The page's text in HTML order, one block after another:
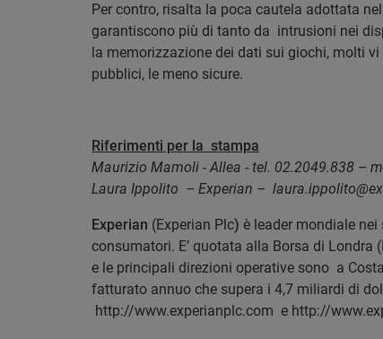
Per contro, risalta la poca cautela adottata
garantiscono più di tanto da intrusioni nei
la memorizzazione dei dati sui giochi, molti
pubblici, le meno sicure.
Riferimenti per la stampa
Maurizio Mamoli - Allea - tel. 02.2049.838 –
Laura Ippolito – Experian –
Experian (Experian Plc) è leader mondiale
consumatori. E’ quotata alla Borsa di Londra
e le principali direzioni operative sono a
fatturato annuo che supera i 4,7 miliardi di
http://www.experianplc.com e http://